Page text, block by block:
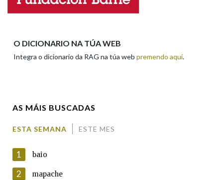
LIMPAR
O DICIONARIO NA TÚA WEB
Integra o dicionario da RAG na túa web premendo aquí.
AS MÁIS BUSCADAS
ESTA SEMANA ESTE MES
1 baio
2 mapache